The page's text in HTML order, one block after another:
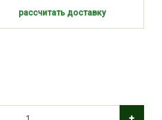
рассчитать доставку